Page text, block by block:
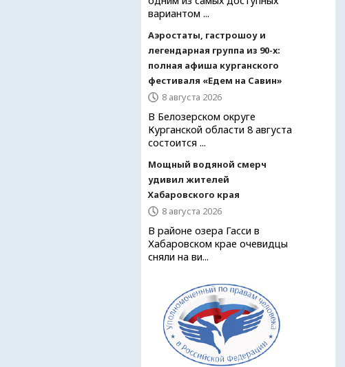
вариантом ...
Аэростаты, гастрошоу и
легендарная группа из 90-х:
полная афиша курганского
фестиваля «Едем на Савин»
8 августа 2026
В Белозерском округе
Курганской области 8 августа
состоится ...
Мощный водяной смерч
удивил жителей
Хабаровского края
8 августа 2026
В районе озера Гасси в
Хабаровском крае очевидцы
сняли на ви...